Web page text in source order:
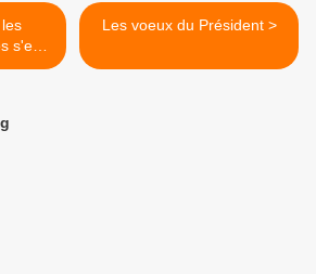
s'en
Les voeux du Président >